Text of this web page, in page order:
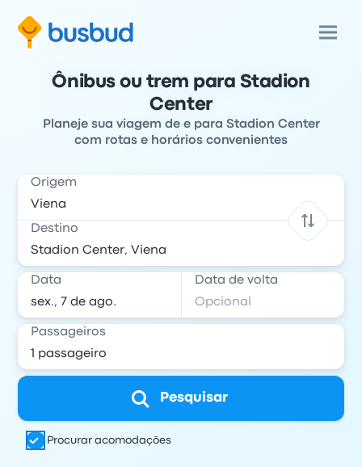
Ônibus ou trem para Stadion
Center
Planeje sua viagem de e para Stadion Center
com rotas e horários convenientes
Origem
Destino
Data Data de volta
Passageiros
Pesquisar
Procurar acomodações